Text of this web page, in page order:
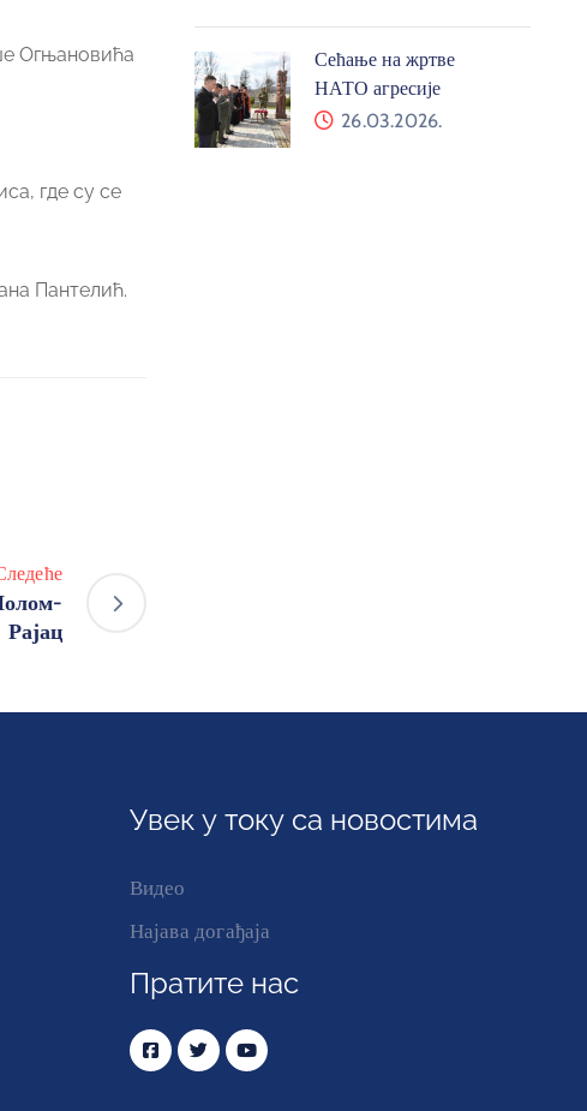
Огњановића
где су се
Пантелић.
Рајац
Сећање на жртве
НАТО агресије
26.03.2026.
Увек у току са новостима
Видео
Најава догађаја
Пратите нас